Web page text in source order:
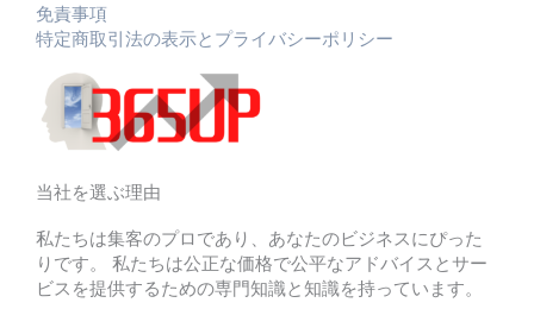
免責事項
特定商取引法の表示とプライバシーポリシー
当社を選ぶ理由
私たちは集客のプロであり、あなたのビジネスにぴった
りです。 私たちは公正な価格で公平なアドバイスとサー
ビスを提供するための専門知識と知識を持っています。